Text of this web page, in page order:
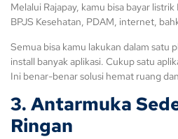
Melalui Rajapay, kamu bisa bayar
BPJS Kesehatan, PDAM, internet,
Semua bisa kamu lakukan dalam satu
install banyak aplikasi. Cukup satu
Ini benar-benar solusi hemat ruang
3. Antarmuka
Ringan